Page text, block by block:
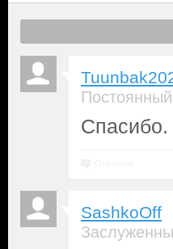
Спасибо.
SashkoOff